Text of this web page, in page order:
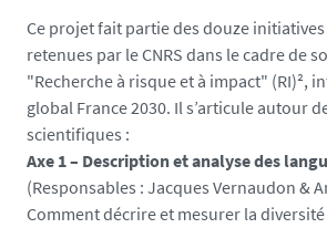
n
t
r
e
a
d
Ce projet fait partie des douze
retenues par le CNRS dans le cadre de
"Recherche à risque et à impact" (RI)²,
global France 2030. Il s’articule autour
scientifiques :
Axe 1 – Description et analyse des
(Responsables : Jacques Vernaudon &
Comment décrire et mesurer la